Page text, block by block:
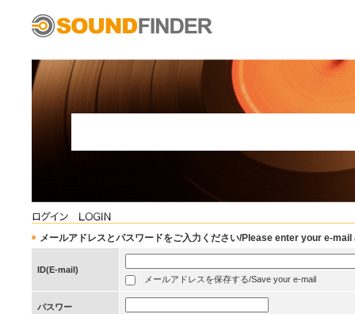
メールアドレスとパスワードをご入力ください/Please enter your e-
ID(E-mail)
メールアドレスを保存する/Save your e-mail
パスワー